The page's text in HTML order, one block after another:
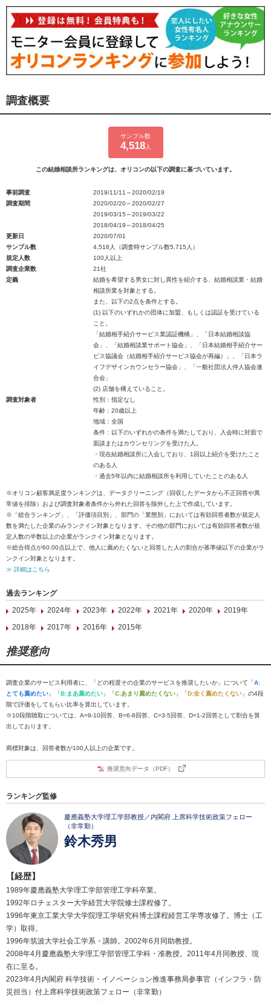
調査概要
サンプル数
4,518人
この結婚相談所ランキングは、オリコンの以下の調査に基づいています。
事前調査
2019/11/11～2020/02/19
調査期間
2020/02/20～2020/02/27
2019/03/15～2019/03/22
2018/04/19～2018/04/25
更新日
2020/07/01
サンプル数
4,518人（調査時サンプル数5,715人）
規定人数
100人以上
調査企業数
21社
定義
結婚を希望する男女に対し異性を紹介する、結婚相談業・結婚
相談所業を対象とする。
また、以下の2点を条件とする。
(1) 以下のいずれかの団体に加盟、もしくは認証を受けている
こと。
「結婚相手紹介サービス業認証機構」、「日本結婚相談協
会」、「結婚相談業サポート協会」、「日本結婚相手紹介サー
ビス協議会（結婚相手紹介サービス協会が再編）」、「日本ラ
イフデザインカウンセラー協会」、「一般社団法人仲人協会連
合会」
(2) 店舗を構えていること。
調査対象者
性別：指定なし
年齢：20歳以上
地域：全国
条件：以下のいずれかの条件を満たしており、入会時に対面で
面談またはカウンセリングを受けた人。
・現在結婚相談所に入会しており、1回以上紹介を受けたこと
のある人
・過去5年以内に結婚相談所を利用していたことのある人
※オリコン顧客満足度ランキングは、データクリーニング（回収したデータから不正回答や異
常値を排除）および調査対象者条件から外れた回答を除外した上で作成しています。
※「総合ランキング」、「評価項目別」、部門の「業態別」においては有効回答者数が規定人
数を満たした企業のみランクイン対象となります。その他の部門においては有効回答者数が規
定人数の半数以上の企業がランクイン対象となります。
※総合得点が60.00点以上で、他人に薦めたくないと回答した人の割合が基準値以下の企業がラ
ンクイン対象となります。
≫ 詳細はこちら
過去ランキング
2025年
2024年 2023年 2022年 2021年 2020年
2019年
2018年
2017年 2016年 2015年
推奨意向
調査企業のサービス利用者に、「どの程度その企業のサービスを推奨したいか」について「A:
とても薦めたい 」「B:まあ薦めたい 」「C:あまり薦めたくない 」「D:全く薦めたくない 」の4段
階で評価をしてもらい比率を算出しています。
※10段階聴取については、A=9-10回答、B=6-8回答、C=3-5回答、D=1-2回答として割合を算
出しております。
商標対象は、回答者数が100人以上の企業です。
推奨意向データ（PDF）
ランキング監修
慶應義塾大学理工学部教授／内閣府 上席科学技術政策フェロー
（非常勤）
鈴木秀男
【経歴】
1989年慶應義塾大学理工学部管理工学科卒業。
1992年ロチェスター大学経営大学院修士課程修了。
1996年東京工業大学大学院理工学研究科博士課程経営工学専攻修了。博士（工
学）取得。
1996年筑波大学社会工学系・講師。2002年6月同助教授。
2008年4月慶應義塾大学理工学部管理工学科・准教授。2011年4月同教授、現
在に至る。
2023年4月内閣府 科学技術・イノベーション推進事務局参事官（インフラ・防
災担当）付上席科学技術政策フェロー（非常勤）